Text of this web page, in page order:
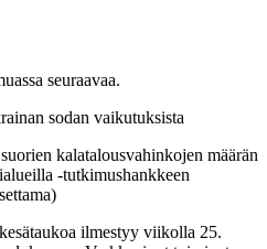
seuraavaa.
sodan vaikutuksista
kalatalousvahinkojen määrän
-tutkimushankkeen
ilmestyy viikolla 25.